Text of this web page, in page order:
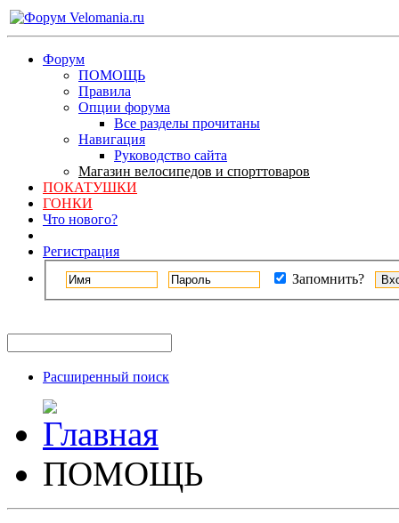
Форум
ПОМОЩЬ
Правила
Опции форума
Все разделы прочитаны
Навигация
Руководство сайта
Магазин велосипедов и спорттоваров
ПОКАТУШКИ
ГОНКИ
Что нового?
Регистрация
Запомнить?
Расширенный поиск
ПОМОЩЬ